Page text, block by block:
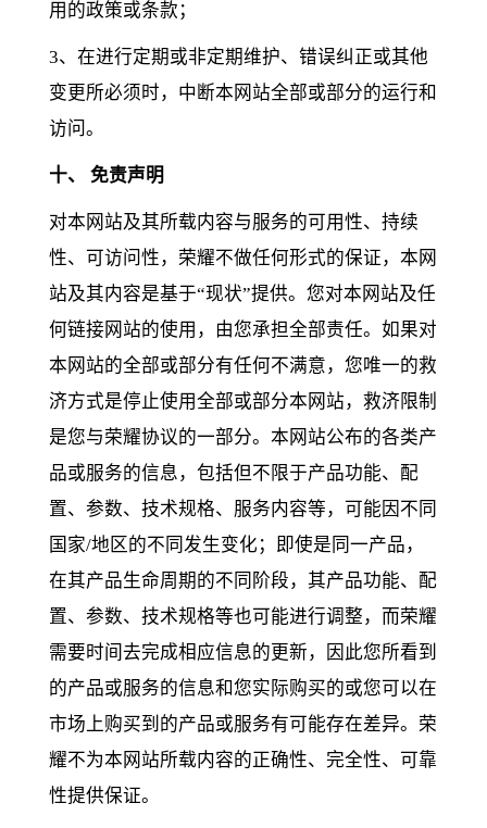
用的政策或条款；
3、在进行定期或非定期维护、错误纠正或其他
变更所必须时，中断本网站全部或部分的运行和
访问。
十、 免责声明
对本网站及其所载内容与服务的可用性、持续
性、可访问性，荣耀不做任何形式的保证，本网
站及其内容是基于“现状”提供。您对本网站及任
何链接网站的使用，由您承担全部责任。如果对
本网站的全部或部分有任何不满意，您唯一的救
济方式是停止使用全部或部分本网站，救济限制
是您与荣耀协议的一部分。本网站公布的各类产
品或服务的信息，包括但不限于产品功能、配
置、参数、技术规格、服务内容等，可能因不同
国家/地区的不同发生变化；即使是同一产品，
在其产品生命周期的不同阶段，其产品功能、配
置、参数、技术规格等也可能进行调整，而荣耀
需要时间去完成相应信息的更新，因此您所看到
的产品或服务的信息和您实际购买的或您可以在
市场上购买到的产品或服务有可能存在差异。荣
耀不为本网站所载内容的正确性、完全性、可靠
性提供保证。